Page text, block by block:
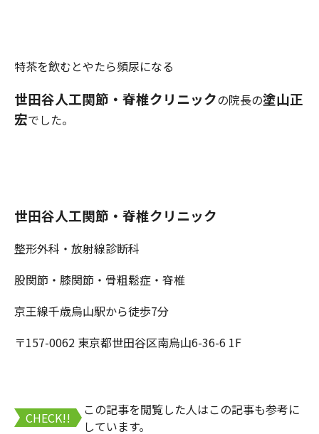
特茶を飲むとやたら頻尿になる
世田谷人工関節・脊椎クリニックの院長の塗山正
宏でした。
世田谷人工関節・脊椎クリニック
整形外科・放射線診断科
股関節・膝関節・骨粗鬆症・脊椎
京王線千歳烏山駅から徒歩7分
〒157-0062 東京都世田谷区南烏山6-36-6 1F
CHECK!!
この記事を閲覧した人はこの記事も参考に
しています。